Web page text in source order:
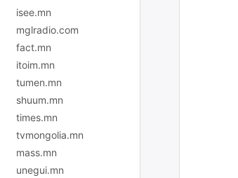
isee.mn
mglradio.com
fact.mn
itoim.mn
tumen.mn
shuum.mn
times.mn
tvmongolia.mn
mass.mn
unegui.mn